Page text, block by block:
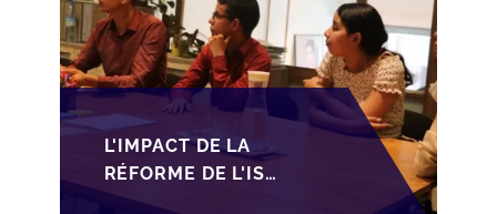
L'IMPACT DE LA
RÉFORME DE L'IS
MAROCAIN SUR LA